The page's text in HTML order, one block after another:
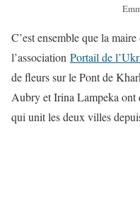
C’est ensemble que la
l’association Portail de
de fleurs sur le Pont de
Aubry et Irina Lampeka ont
qui unit les deux villes